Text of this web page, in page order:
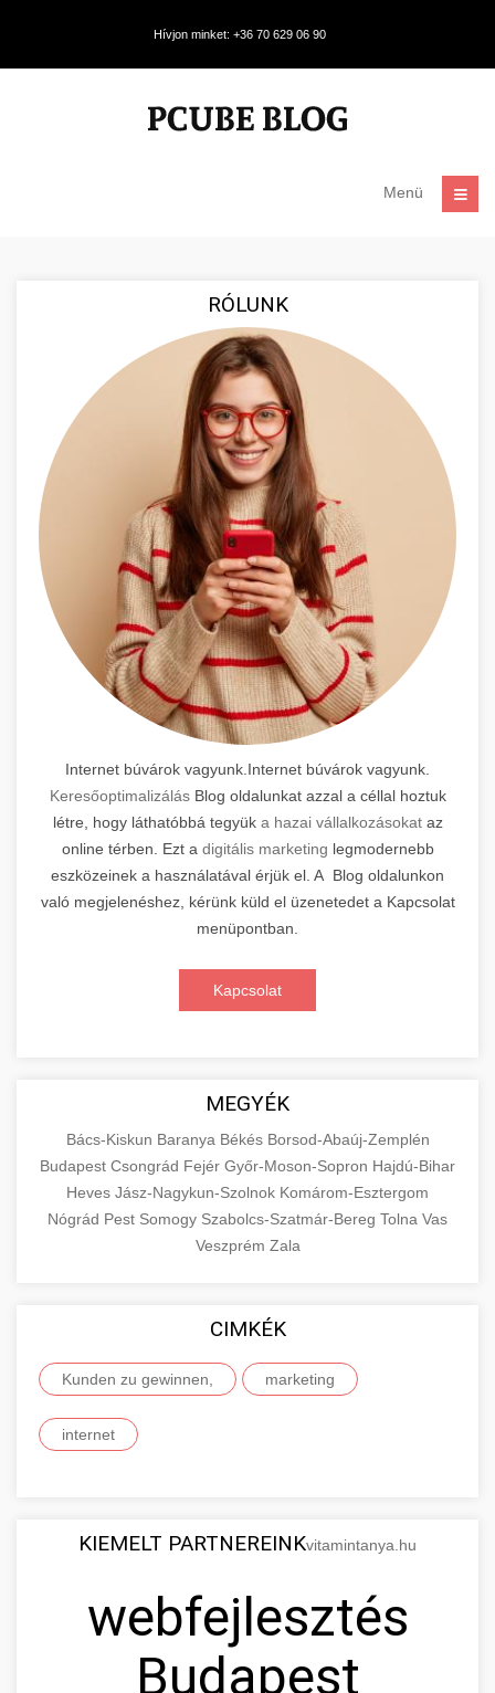
Hívjon minket: +36 70 629 06 90
Menü
RÓLUNK
Internet búvárok vagyunk.Internet búvárok vagyunk.
KeresőoptimalizálásBlog oldalunkat azzal a céllal hoztuk
létre, hogy láthatóbbá tegyük a hazai vállalkozásokataz
online térben. Ezt a digitális marketing legmodernebb
eszközeinek a használatával érjük el. A Blog oldalunkon
való megjelenéshez, kérünk küld el üzenetedet a Kapcsolat
menüpontban.
Kapcsolat
MEGYÉK
Bács-Kiskun Baranya Békés Borsod-Abaúj-Zemplén
Budapest Csongrád Fejér Győr-Moson-Sopron Hajdú-Bihar
Heves Jász-Nagykun-Szolnok Komárom-Esztergom
Nógrád Pest Somogy Szabolcs-Szatmár-Bereg Tolna Vas
Veszprém Zala
CIMKÉK
Kunden zu gewinnen, marketing
internet
KIEMELT PARTNEREINKvitamintanya.hu
webfejlesztés
Budapest